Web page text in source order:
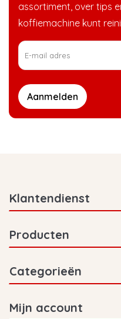
assortiment, over tips
koffiemachine kunt
Aanmelden
Klantendienst
Producten
Categorieën
Mijn account